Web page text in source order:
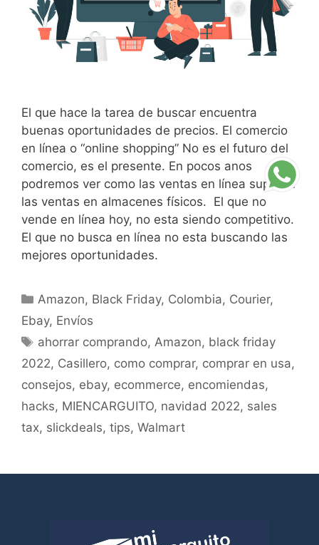
El que hace la tarea de buscar encuentra
buenas oportunidades de precios. El comercio
en línea o “online shopping” No es el futuro del
comercio, es el presente. En pocos anos
podremos ver como las ventas en línea superan
las ventas en almacenes físicos. El que no
vende en línea hoy, no esta siendo competitivo.
El que no busca en línea no esta buscando las
mejores oportunidades.
Amazon, Black Friday, Colombia, Courier,
Ebay, Envíos
ahorrar comprando, Amazon, black friday
2022, Casillero, como comprar, comprar en usa,
consejos, ebay, ecommerce, encomiendas,
hacks, MIENCARGUITO, navidad 2022, sales
tax, slickdeals, tips, Walmart